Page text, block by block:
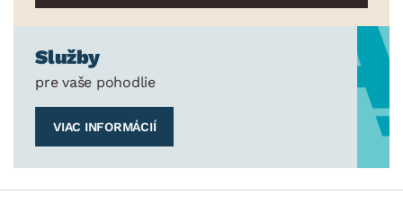
Služby
pre vaše pohodlie
VIAC INFORMÁCIÍ